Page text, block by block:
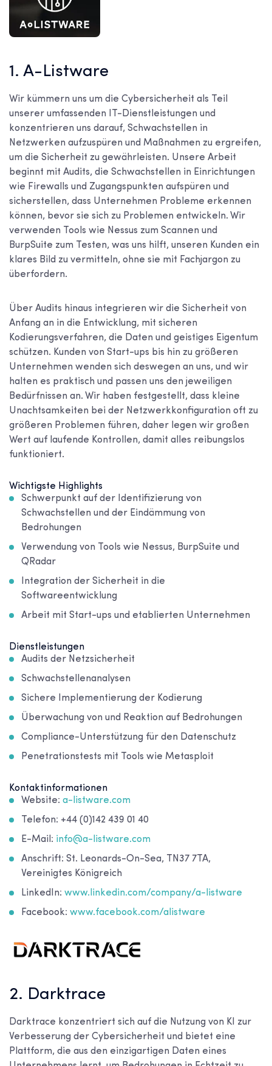
1. A-Listware
Wir kümmern uns um die Cybersicherheit als Teil
unserer umfassenden IT-Dienstleistungen und
konzentrieren uns darauf, Schwachstellen in
Netzwerken aufzuspüren und Maßnahmen zu ergreifen,
um die Sicherheit zu gewährleisten. Unsere Arbeit
beginnt mit Audits, die Schwachstellen in Einrichtungen
wie Firewalls und Zugangspunkten aufspüren und
sicherstellen, dass Unternehmen Probleme erkennen
können, bevor sie sich zu Problemen entwickeln. Wir
verwenden Tools wie Nessus zum Scannen und
BurpSuite zum Testen, was uns hilft, unseren Kunden ein
klares Bild zu vermitteln, ohne sie mit Fachjargon zu
überfordern.
Über Audits hinaus integrieren wir die Sicherheit von
Anfang an in die Entwicklung, mit sicheren
Kodierungsverfahren, die Daten und geistiges Eigentum
schützen. Kunden von Start-ups bis hin zu größeren
Unternehmen wenden sich deswegen an uns, und wir
halten es praktisch und passen uns den jeweiligen
Bedürfnissen an. Wir haben festgestellt, dass kleine
Unachtsamkeiten bei der Netzwerkkonfiguration oft zu
größeren Problemen führen, daher legen wir großen
Wert auf laufende Kontrollen, damit alles reibungslos
funktioniert.
Wichtigste Highlights
Schwerpunkt auf der Identifizierung von
Schwachstellen und der Eindämmung von
Bedrohungen
Verwendung von Tools wie Nessus, BurpSuite und
QRadar
Integration der Sicherheit in die
Softwareentwicklung
Arbeit mit Start-ups und etablierten Unternehmen
Dienstleistungen
Audits der Netzsicherheit
Schwachstellenanalysen
Sichere Implementierung der Kodierung
Überwachung von und Reaktion auf Bedrohungen
Compliance-Unterstützung für den Datenschutz
Penetrationstests mit Tools wie Metasploit
Kontaktinformationen
Website: a-listware.com
Telefon: +44 (0)142 439 01 40
E-Mail: info@a-listware.com
Anschrift: St. Leonards-On-Sea, TN37 7TA,
Vereinigtes Königreich
LinkedIn: www.linkedin.com/company/a-listware
Facebook: www.facebook.com/alistware
2. Darktrace
Darktrace konzentriert sich auf die Nutzung von KI zur
Verbesserung der Cybersicherheit und bietet eine
Plattform, die aus den einzigartigen Daten eines